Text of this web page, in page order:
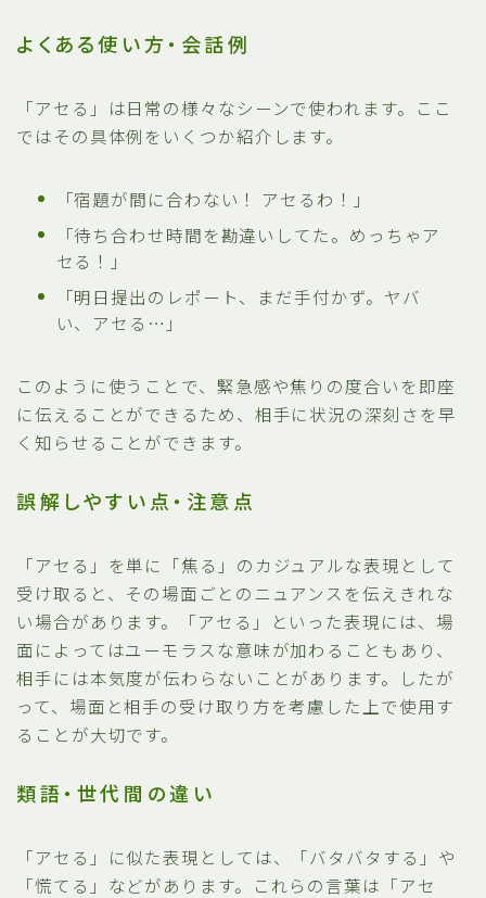
よくある使い方・会話例
「アセる」は日常の様々なシーンで使われます。ここ
ではその具体例をいくつか紹介します。
「宿題が間に合わない！ アセるわ！」
「待ち合わせ時間を勘違いしてた。めっちゃア
セる！」
「明日提出のレポート、まだ手付かず。ヤバ
い、アセる…」
このように使うことで、緊急感や焦りの度合いを即座
に伝えることができるため、相手に状況の深刻さを早
く知らせることができます。
誤解しやすい点・注意点
「アセる」を単に「焦る」のカジュアルな表現として
受け取ると、その場面ごとのニュアンスを伝えきれな
い場合があります。「アセる」といった表現には、場
面によってはユーモラスな意味が加わることもあり、
相手には本気度が伝わらないことがあります。したが
って、場面と相手の受け取り方を考慮した上で使用す
ることが大切です。
類語・世代間の違い
「アセる」に似た表現としては、「バタバタする」や
「慌てる」などがあります。これらの言葉は「アセ